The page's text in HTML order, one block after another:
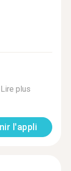
Lire plus
l'appli